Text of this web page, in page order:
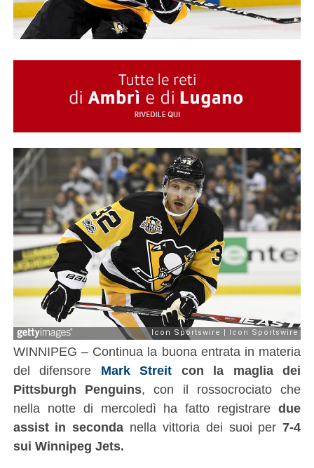
WINNIPEG – Continua la buona entrata in materia
del difensore Mark Streit
con la maglia dei
Pittsburgh Penguins, con il rossocrociato che
nella notte di mercoledì ha fatto registraredue
assist in seconda nella vittoria dei suoi per7-4
sui Winnipeg Jets.